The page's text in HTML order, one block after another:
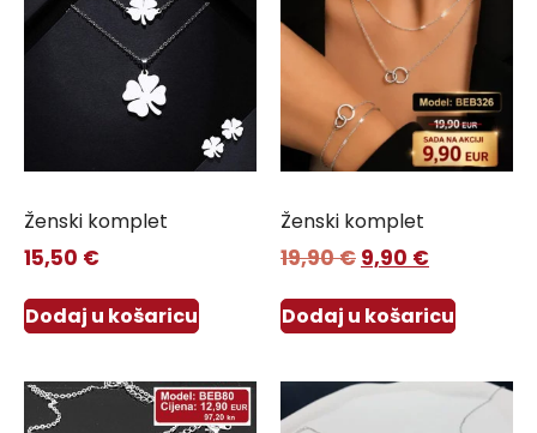
Ženski komplet
15,50 €
Dodaj u košaricu
Ženski komplet
19,90€ 9,90 €
Dodaj u košaricu